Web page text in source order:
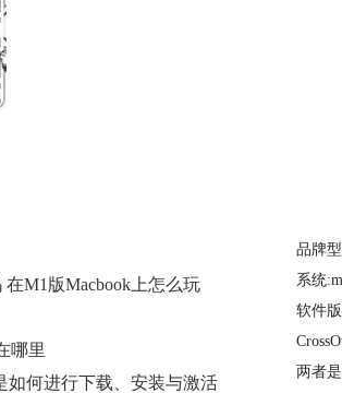
在M1版Macbook上怎么玩
哪里
如何进行下载、安装与激活
品牌
系统
软件
两者